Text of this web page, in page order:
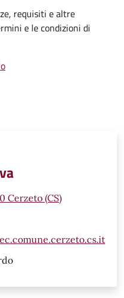
requisiti e altre
e le condizioni di
Cerzeto (CS)